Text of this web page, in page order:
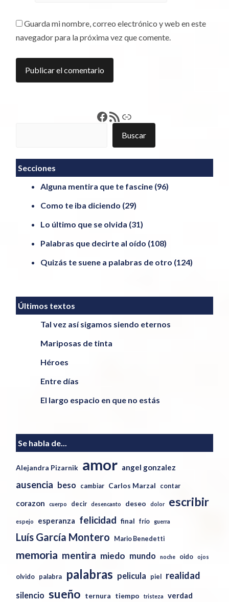
Guarda mi nombre, correo electrónico y web en este
navegador para la próxima vez que comente.
Francisco Pérez
Feed RSSEnlace
Buscar
Secciones
Alguna mentira que te fascine (96)
Como te iba diciendo (29)
Lo último que se olvida (31)
Palabras que decirte al oído (108)
Quizás te suene a palabras de otro (124)
Últimos textos
Tal vez así sigamos siendo eternos
Mariposas de tinta
Héroes
Entre días
El largo espacio en que no estás
Se habla de...
Alejandra Pizarnik amor angel gonzalez
ausencia beso cambiar Carlos Marzal contar
corazon cuerpo decir desencanto deseo dolor escribir
espejo esperanza felicidad final frío guerra
Luís García Montero Mario Benedetti
memoria mentira miedo mundo noche oido ojos
olvido palabra palabras pelicula piel realidad
silencio sueño ternura tiempo tristeza verdad